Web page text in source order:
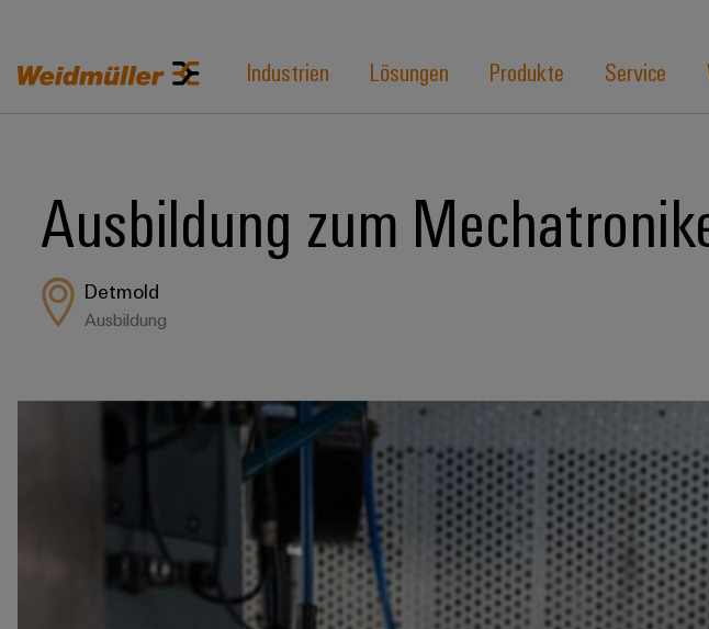
Industrien Lösungen Produkte Service
Ausbildung zum
Detmold
Ausbildung